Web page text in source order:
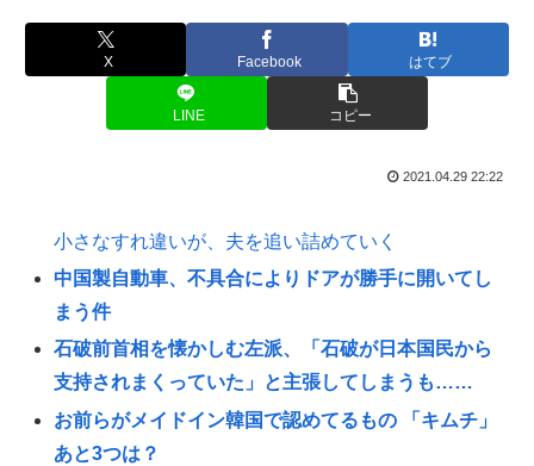
X Facebook はてブ
LINE コピー
2021.04.29 22:22
小さなすれ違いが、夫を追い詰めていく
中国製自動車、不具合によりドアが勝手に開いてし
まう件
石破前首相を懐かしむ左派、「石破が日本国民から
支持されまくっていた」と主張してしまうも……
お前らがメイドイン韓国で認めてるもの 「キムチ」
あと3つは？